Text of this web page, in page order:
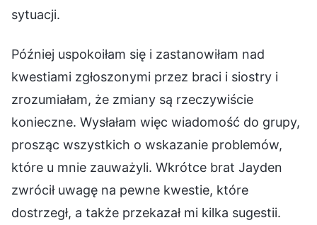
sytuacji.
Później uspokoiłam się i zastanowiłam nad
kwestiami zgłoszonymi przez braci i siostry i
zrozumiałam, że zmiany są rzeczywiście
konieczne. Wysłałam więc wiadomość do grupy,
prosząc wszystkich o wskazanie problemów,
które u mnie zauważyli. Wkrótce brat Jayden
zwrócił uwagę na pewne kwestie, które
dostrzegł, a także przekazał mi kilka sugestii.